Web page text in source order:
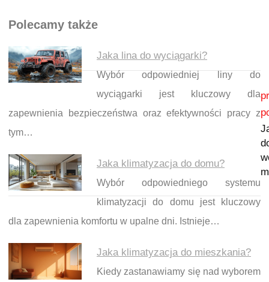
Polecamy także
Jaka lina do wyciągarki?
Wybór odpowiedniej liny do
wyciągarki jest kluczowy dla
zapewnienia bezpieczeństwa oraz efektywności pracy z
tym…
Jaka klimatyzacja do domu?
Wybór odpowiedniego systemu
klimatyzacji do domu jest kluczowy
dla zapewnienia komfortu w upalne dni. Istnieje…
Jaka klimatyzacja do mieszkania?
Kiedy zastanawiamy się nad wyborem
Nawigacja wpisu